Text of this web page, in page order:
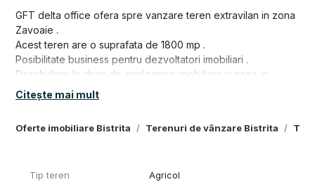
Oferte imobiliare Bistrita Terenuri de vânzare Bistrita
GFT delta office ofera spre vanzare teren extravilan in zona
Zavoaie .
Acest teren are o suprafata de 1800 mp .
Posibilitate business pentru dezvoltatori imobiliari .
Deschidere la drum de exploatare imobiliara si zona in
continua dezvoltare .
Au fost ingradite 3 arii .
Pentru mai multe detalii si vizionare nu ezitati sa ne contactati
Va multumum !
Citește mai mult
Tip teren Agricol